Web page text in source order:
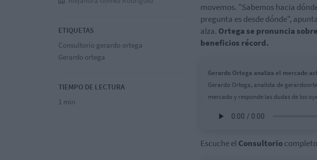
ETIQUETAS
Consultorio gerardo ortega
Gerardo ortega
TIEMPO DE LECTURA
1 min
movemos. "Sabemos hacia
pregunta es desde dónde",
alza. Ortega se pronuncia
beneficios récord.
Gerardo Ortega analiza el mercado
Gerardo Ortega, analista de
mercado y responde las dudas de los
Escuche elConsultorio